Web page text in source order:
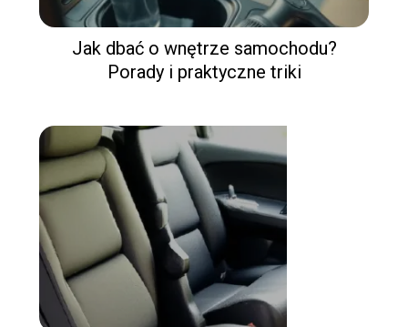
Jak dbać o wnętrze samochodu?
Porady i praktyczne triki